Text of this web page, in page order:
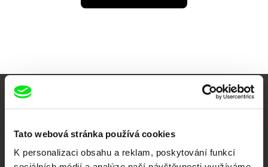
Tato webová stránka používá cookies
K personalizaci obsahu a reklam, poskytování funkcí
Vaše online
dokumentární kino
Nové festivalové filmy